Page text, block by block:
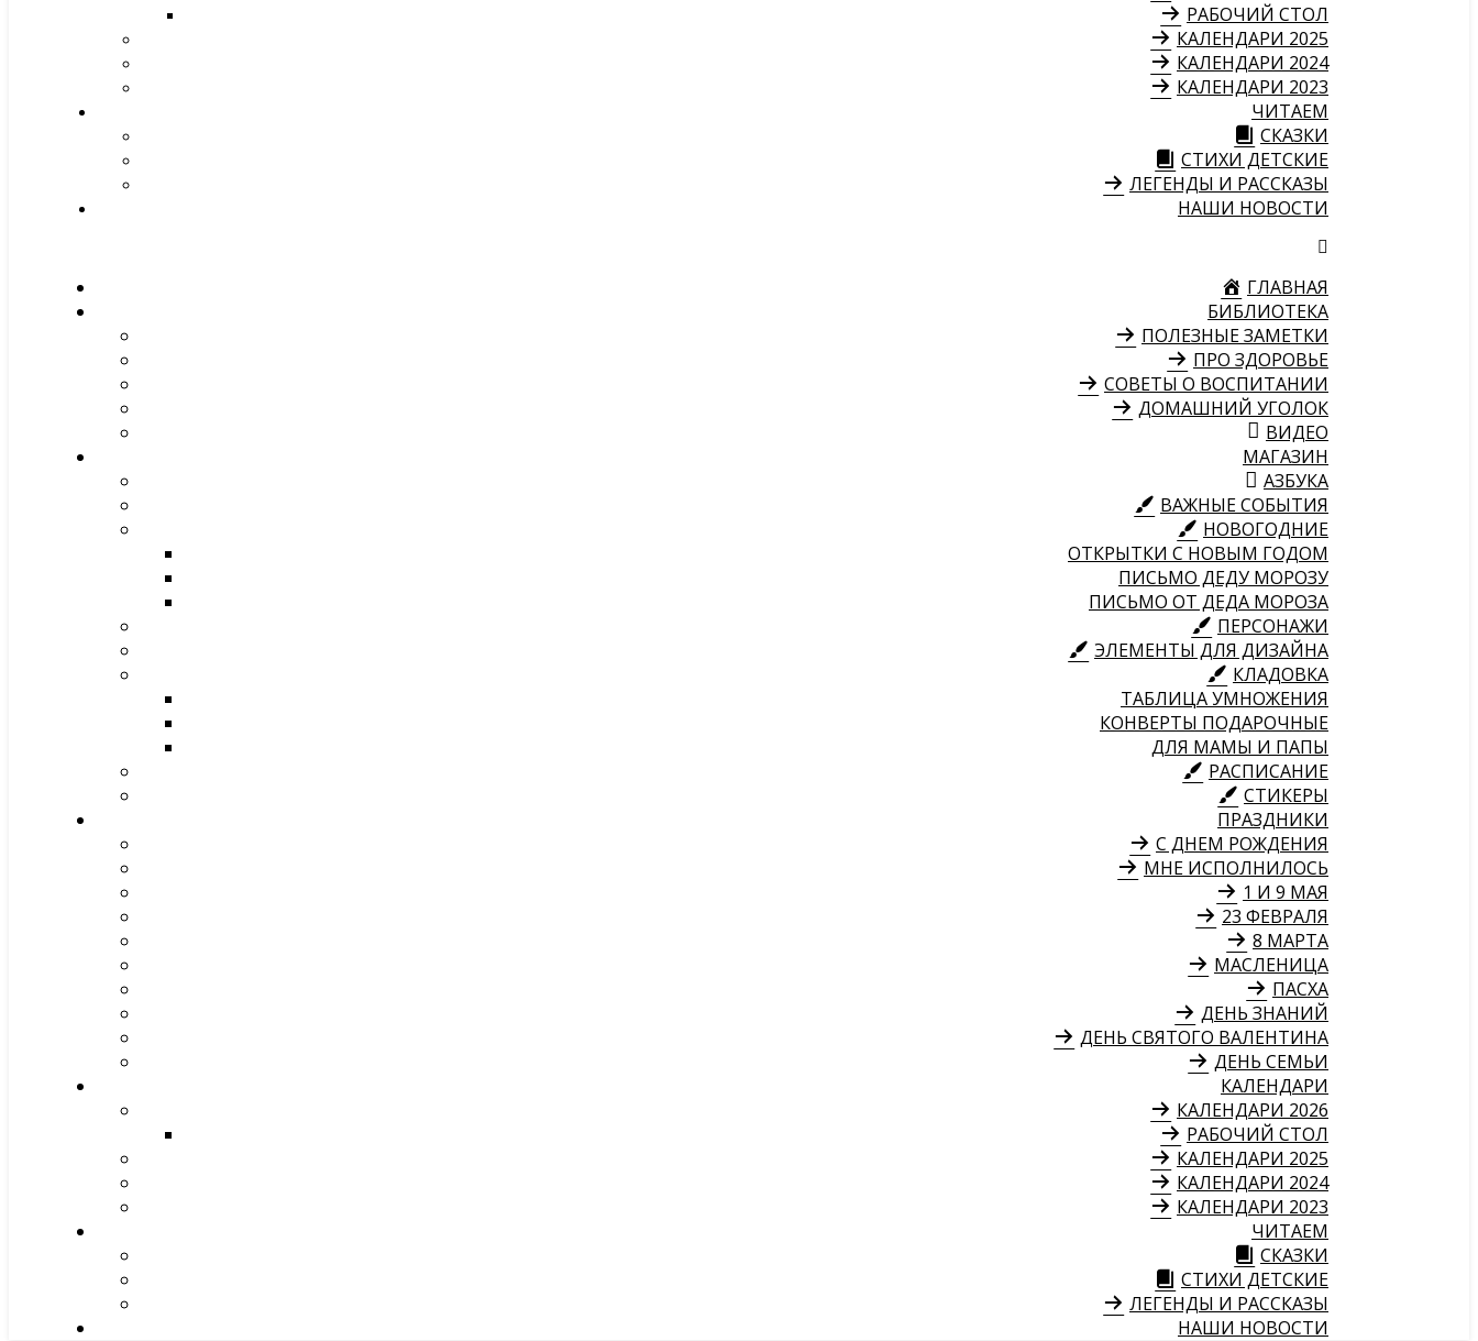
РАБОЧИЙ СТОЛ
КАЛЕНДАРИ 2025
КАЛЕНДАРИ 2024
КАЛЕНДАРИ 2023
ЧИТАЕМ
СКАЗКИ
СТИХИ ДЕТСКИЕ
ЛЕГЕНДЫ И РАССКАЗЫ
НАШИ НОВОСТИ
ГЛАВНАЯ
БИБЛИОТЕКА
ПОЛЕЗНЫЕ ЗАМЕТКИ
ПРО ЗДОРОВЬЕ
СОВЕТЫ О ВОСПИТАНИИ
ДОМАШНИЙ УГОЛОК
ВИДЕО
МАГАЗИН
АЗБУКА
ВАЖНЫЕ СОБЫТИЯ
НОВОГОДНИЕ
ОТКРЫТКИ С НОВЫМ ГОДОМ
ПИСЬМО ДЕДУ МОРОЗУ
ПИСЬМО ОТ ДЕДА МОРОЗА
ПЕРСОНАЖИ
ЭЛЕМЕНТЫ ДЛЯ ДИЗАЙНА
КЛАДОВКА
ТАБЛИЦА УМНОЖЕНИЯ
КОНВЕРТЫ ПОДАРОЧНЫЕ
ДЛЯ МАМЫ И ПАПЫ
РАСПИСАНИЕ
СТИКЕРЫ
ПРАЗДНИКИ
С ДНЕМ РОЖДЕНИЯ
МНЕ ИСПОЛНИЛОСЬ
1 И 9 МАЯ
23 ФЕВРАЛЯ
8 МАРТА
МАСЛЕНИЦА
ПАСХА
ДЕНЬ ЗНАНИЙ
ДЕНЬ СВЯТОГО ВАЛЕНТИНА
ДЕНЬ СЕМЬИ
КАЛЕНДАРИ
КАЛЕНДАРИ 2026
РАБОЧИЙ СТОЛ
КАЛЕНДАРИ 2025
КАЛЕНДАРИ 2024
КАЛЕНДАРИ 2023
ЧИТАЕМ
СКАЗКИ
СТИХИ ДЕТСКИЕ
ЛЕГЕНДЫ И РАССКАЗЫ
НАШИ НОВОСТИ